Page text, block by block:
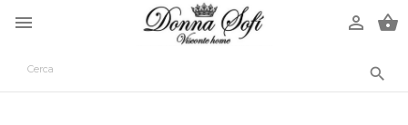
 

